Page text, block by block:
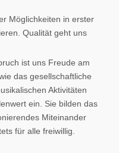
Möglichkeiten in erster
Qualität geht uns
ist uns Freude am
das gesellschaftliche
Aktivitäten
ein. Sie bilden das
Miteinander
für alle freiwillig.